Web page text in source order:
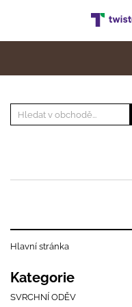
Hlavní stránka
Kategorie
SVRCHNÍ ODĚV